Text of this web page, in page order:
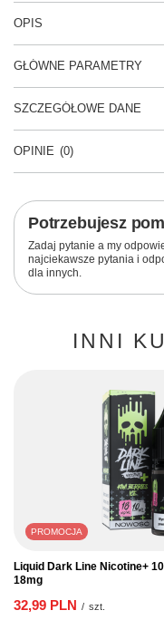
OPIS
GŁÓWNE PARAMETRY
SZCZEGÓŁOWE DANE
OPINIE (0)
Potrzebujesz
Zadaj pytanie a my
najciekawsze pytania i
dla innych.
INNI
PROMOCJA
Liquid Dark Line Nicotine+
18mg
32,99 PLN / szt.